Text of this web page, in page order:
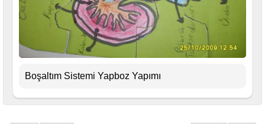
Boşaltım Sistemi Yapboz Yapımı